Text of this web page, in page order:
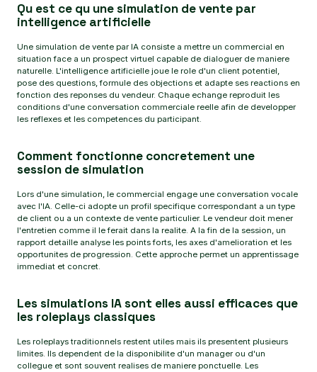
Qu est ce qu une simulation de vente par
intelligence artificielle
Une simulation de vente par IA consiste a mettre un commercial en
situation face a un prospect virtuel capable de dialoguer de maniere
naturelle. L'intelligence artificielle joue le role d'un client potentiel,
pose des questions, formule des objections et adapte ses reactions en
fonction des reponses du vendeur. Chaque echange reproduit les
conditions d'une conversation commerciale reelle afin de developper
les reflexes et les competences du participant.
Comment fonctionne concretement une
session de simulation
Lors d'une simulation, le commercial engage une conversation vocale
avec l'IA. Celle-ci adopte un profil specifique correspondant a un type
de client ou a un contexte de vente particulier. Le vendeur doit mener
l'entretien comme il le ferait dans la realite. A la fin de la session, un
rapport detaille analyse les points forts, les axes d'amelioration et les
opportunites de progression. Cette approche permet un apprentissage
immediat et concret.
Les simulations IA sont elles aussi efficaces que
les roleplays classiques
Les roleplays traditionnels restent utiles mais ils presentent plusieurs
limites. Ils dependent de la disponibilite d'un manager ou d'un
collegue et sont souvent realises de maniere ponctuelle. Les